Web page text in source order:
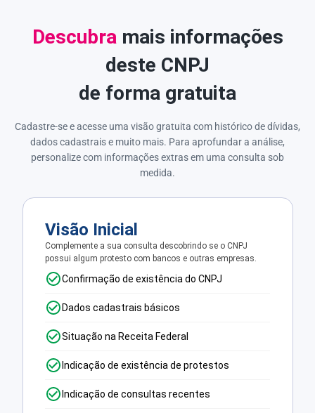
Descubra mais informações
deste CNPJ
de forma gratuita
Cadastre-se e acesse uma visão gratuita com histórico de dívidas,
dados cadastrais e muito mais. Para aprofundar a análise,
personalize com informações extras em uma consulta sob
medida.
Visão Inicial
Complemente a sua consulta descobrindo se o CNPJ
possui algum protesto com bancos e outras empresas.
Confirmação de existência do CNPJ
Dados cadastrais básicos
Situação na Receita Federal
Indicação de existência de protestos
Indicação de consultas recentes